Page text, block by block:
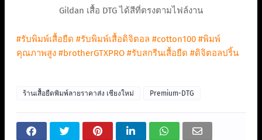
Gildan เสื้อ DTG ได้สีที่ตรงตามไฟล์งาน
#รับพิมพ์เสื้อยืด #รับพิมพ์เสื้อดิจิตอล #cotton100 #พิมพ์
คุณภาพสูง #brotherGTXPRO #รับสกรีนเสื้อยืด #ดิจิตอลปริ้น
ร้านเสื้อยืดพิมพ์ลายราคาส่ง เชียงใหม่ Premium-DTG